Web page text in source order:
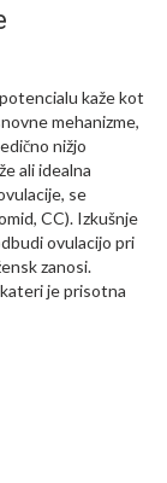
kaže kot
mehanizme,
nižjo
ali idealna
se
CC). Izkušnje
ovulacijo pri
zanosi.
je prisotna